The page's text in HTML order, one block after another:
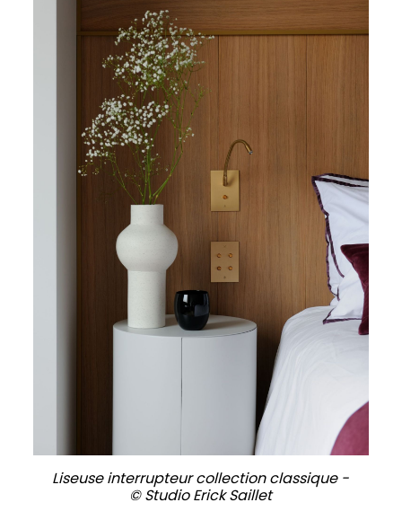
Liseuse interrupteur collection classique -
© Studio Erick Saillet